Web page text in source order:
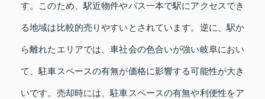
す。このため、駅近物件やバス一本で駅にアクセスでき
る地域は比較的売りやすいとされています。逆に、駅か
ら離れたエリアでは、車社会の色合いが強い岐阜におい
て、駐車スペースの有無が価格に影響する可能性が大き
いです。売却時には、駐車スペースの有無や利便性をア